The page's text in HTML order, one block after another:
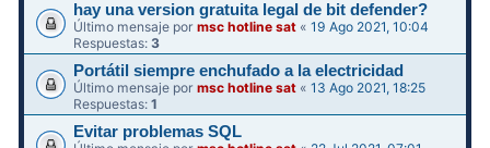
hay una version gratuita legal de bit defender?
Último mensaje pormsc hotline sat «19 Ago 2021, 10:04
Respuestas:3
Portátil siempre enchufado a la electricidad
Último mensaje pormsc hotline sat «13 Ago 2021, 18:25
Respuestas:1
Evitar problemas SQL